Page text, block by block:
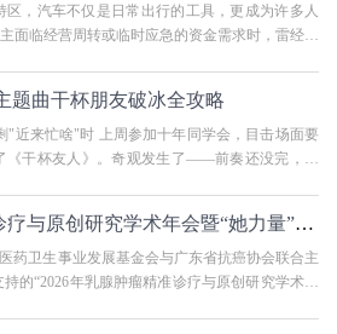
，汽车不仅是日常出行的工具，更成为许多人
面临经营周转或临时应急的资金需求时，雷经理
题曲干杯朋友破冰全攻略
"近来忙啥"时 上周参加十年同学会，目击场面要
《干杯友人》。奇观发生了——前奏还没完，当
2026年乳腺肿瘤精准诊疗与原创研究学术年会暨“她力量”乳腺肿瘤学组会议圆
药卫生事业发展基金会与广东省抗癌协会联合主
的“2026年乳腺肿瘤精准诊疗与原创研究学术年